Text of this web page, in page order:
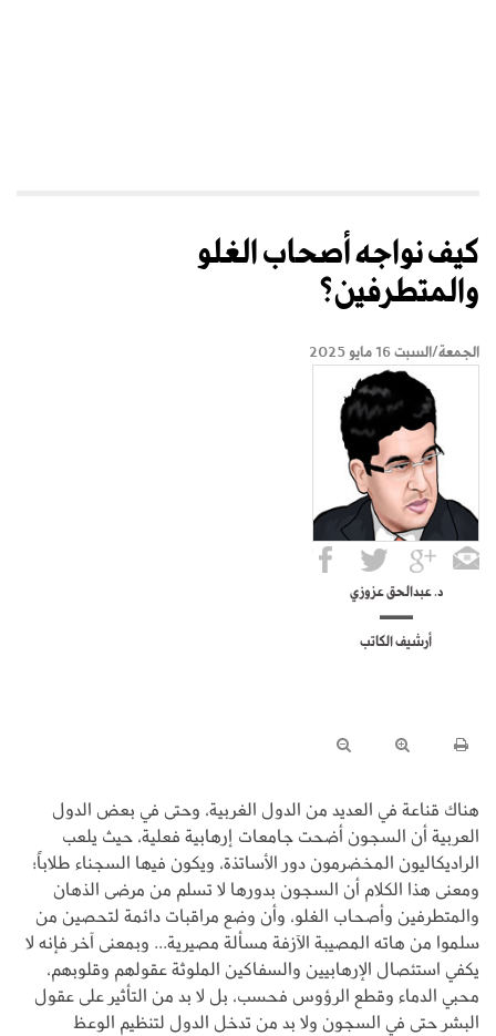
كيف نواجه أصحاب الغلو
والمتطرفين؟
الجمعة/السبت 16 مايو 2025
د. عبدالحق عزوزي
أرشيف الكاتب
هناك قناعة في العديد من الدول الغربية، وحتى في بعض الدول
العربية أن السجون أضحت جامعات إرهابية فعلية، حيث يلعب
الراديكاليون المخضرمون دور الأساتذة، ويكون فيها السجناء طلاباً؛
ومعنى هذا الكلام أن السجون بدورها لا تسلم من مرضى الذهان
والمتطرفين وأصحاب الغلو، وأن وضع مراقبات دائمة لتحصين من
سلموا من هاته المصيبة الآزفة مسألة مصيرية... وبمعنى آخر فإنه لا
يكفي استئصال الإرهابيين والسفاكين الملوثة عقولهم وقلوبهم،
محبي الدماء وقطع الرؤوس فحسب، بل لا بد من التأثير على عقول
البشر حتى في السجون ولا بد من تدخل الدول لتنظيم الوعظ